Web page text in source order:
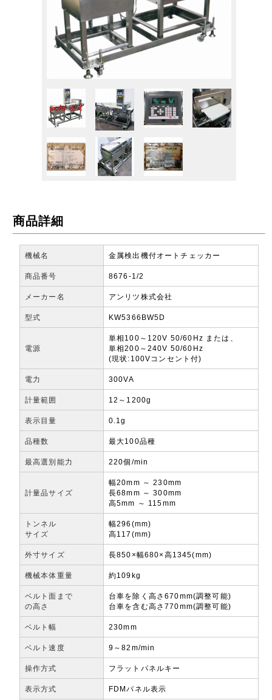
商品詳細
機械名 金属検出機付オートチェッカー
商品番号 8676-1/2
メーカー名 アンリツ株式会社
型式 KW5366BW5D
電源
単相100～120V 50/60Hz または、
単相200～240V 50/60Hz
(現状:100Vコンセント付)
電力 300VA
計量範囲 12～1200g
表示目量 0.1g
品種数 最大100品種
最高選別能力 220個/min
計量品サイズ
幅20mm ～ 230mm
長68mm ～ 300mm
高5mm ～ 115mm
トンネル
サイズ
幅296(mm)
高117(mm)
外寸サイズ 長850×幅680×高1345(mm)
機械本体重量 約109kg
ベルト面まで
の高さ
台車を除く高さ670mm(調整可能)
台車を含む高さ770mm(調整可能)
ベルト幅 230mm
ベルト速度 9～82m/min
操作方式 フラットパネルキー
表示方式 FDMパネル表示